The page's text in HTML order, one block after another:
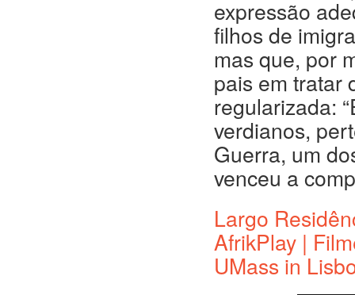
expressão
filhos de
mas que, por
pais em tratar
regularizada:
verdianos,
Guerra, um
venceu a
Largo
AfrikPlay |
UMass in